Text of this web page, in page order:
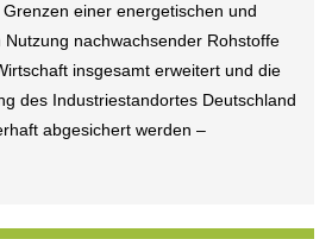
einer energetischen und
nachwachsender Rohstoffe
insgesamt erweitert und die
des Industriestandortes Deutschland
abgesichert werden –